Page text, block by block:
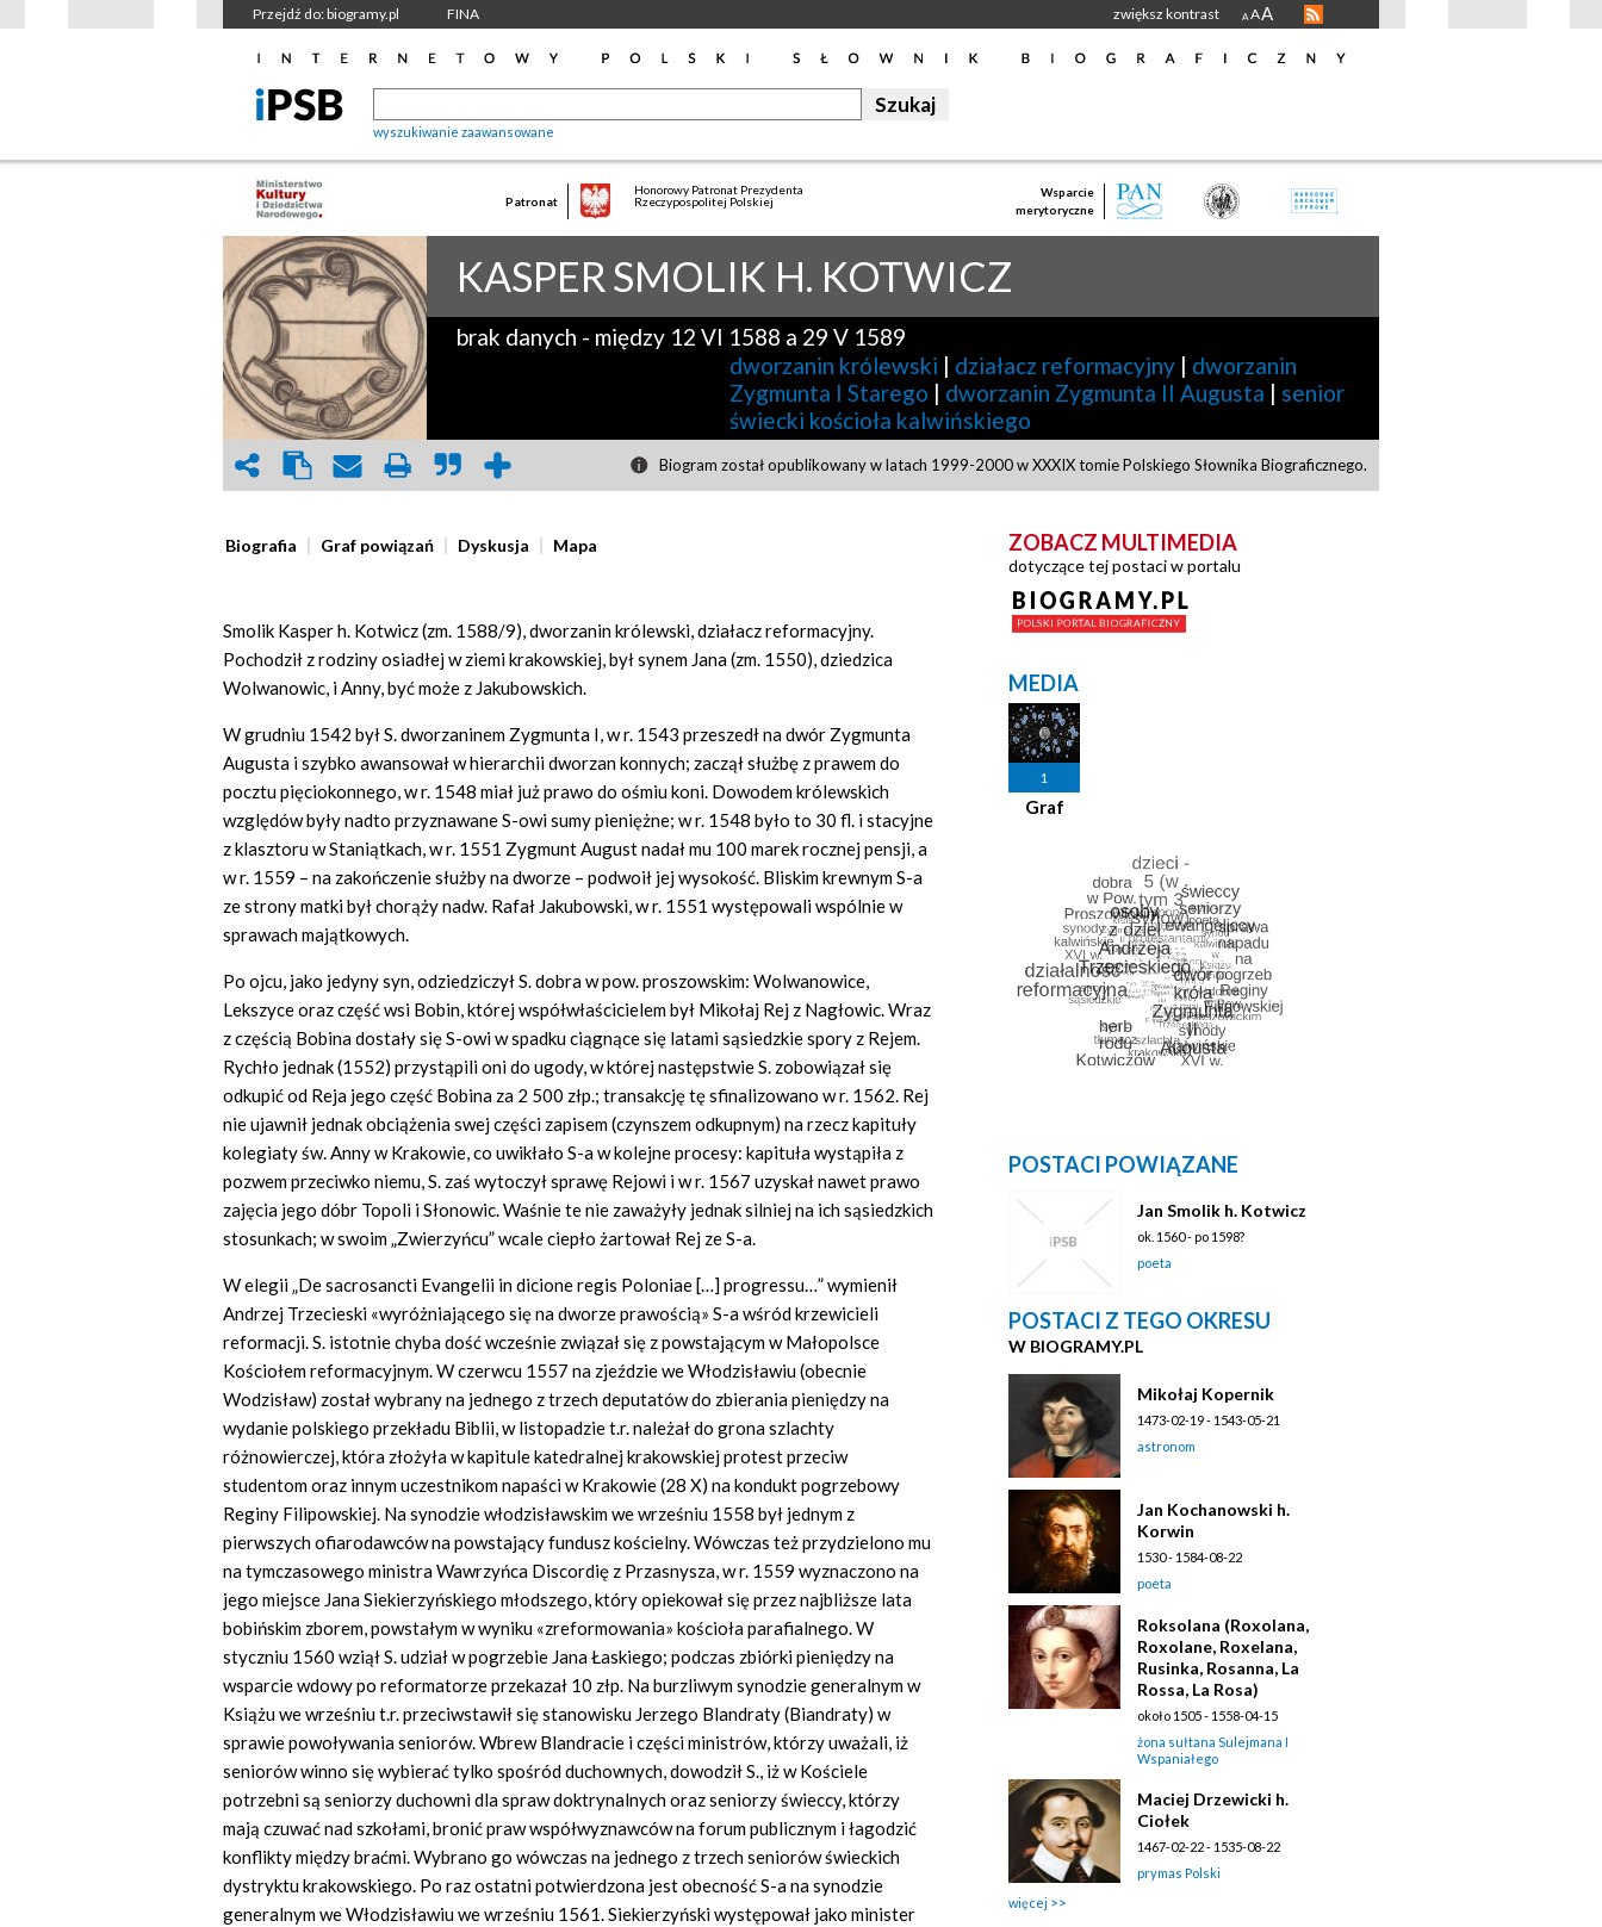
Przejdź do: biogramy.pl FINA zwiększ kontrast A AA
wyszukiwanie zaawansowane
Patronat
Honorowy Patronat Prezydenta
Rzeczypospolitej Polskiej
Wsparcie
merytoryczne
KASPERSMOLIK H. KOTWICZ
brak danych - między 12 VI 1588 a 29 V 1589
dworzanin królewski | działacz reformacyjny | dworzanin
Zygmunta I Starego | dworzanin Zygmunta II Augusta | senior
świecki kościoła kalwińskiego
Biogram został opublikowany w latach 1999-2000 w XXXIX tomie Polskiego Słownika Biograficznego.
Biografia Graf powiązań Dyskusja Mapa
Smolik Kasper h. Kotwicz (zm. 1588/9), dworzanin królewski, działacz reformacyjny.
Pochodził z rodziny osiadłej w ziemi krakowskiej, był synem Jana (zm. 1550), dziedzica
Wolwanowic, i Anny, być może z Jakubowskich.
W grudniu 1542 był S. dworzaninem Zygmunta I, w r. 1543 przeszedł na dwór Zygmunta
Augusta i szybko awansował w hierarchii dworzan konnych; zaczął służbę z prawem do
pocztu pięciokonnego, w r. 1548 miał już prawo do ośmiu koni. Dowodem królewskich
względów były nadto przyznawane S-owi sumy pieniężne; w r. 1548 było to 30 fl. i stacyjne
z klasztoru w Staniątkach, w r. 1551 Zygmunt August nadał mu 100 marek rocznej pensji, a
w r. 1559 – na zakończenie służby na dworze – podwoił jej wysokość. Bliskim krewnym S-a
ze strony matki był chorąży nadw. Rafał Jakubowski, w r. 1551 występowali wspólnie w
sprawach majątkowych.
Po ojcu, jako jedyny syn, odziedziczył S. dobra w pow. proszowskim: Wolwanowice,
Lekszyce oraz część wsi Bobin, której współwłaścicielem był Mikołaj Rej z Nagłowic. Wraz
z częścią Bobina dostały się S-owi w spadku ciągnące się latami sąsiedzkie spory z Rejem.
Rychło jednak (1552) przystąpili oni do ugody, w której następstwie S. zobowiązał się
odkupić od Reja jego część Bobina za 2 500 złp.; transakcję tę sfinalizowano w r. 1562. Rej
nie ujawnił jednak obciążenia swej części zapisem (czynszem odkupnym) na rzecz kapituły
kolegiaty św. Anny w Krakowie, co uwikłało S-a w kolejne procesy: kapituła wystąpiła z
pozwem przeciwko niemu, S. zaś wytoczył sprawę Rejowi i w r. 1567 uzyskał nawet prawo
zajęcia jego dóbr Topoli i Słonowic. Waśnie te nie zaważyły jednak silniej na ich sąsiedzkich
stosunkach; w swoim „Zwierzyńcu” wcale ciepło żartował Rej ze S-a.
W elegii „De sacrosancti Evangelii in dicione regis Poloniae […] progressu…” wymienił
Andrzej Trzecieski «wyróżniającego się na dworze prawością» S-a wśród krzewicieli
reformacji. S. istotnie chyba dość wcześnie związał się z powstającym w Małopolsce
Kościołem reformacyjnym. W czerwcu 1557 na zjeździe we Włodzisławiu (obecnie
Wodzisław) został wybrany na jednego z trzech deputatów do zbierania pieniędzy na
wydanie polskiego przekładu Biblii, w listopadzie t.r. należał do grona szlachty
różnowierczej, która złożyła w kapitule katedralnej krakowskiej protest przeciw
studentom oraz innym uczestnikom napaści w Krakowie (28 X) na kondukt pogrzebowy
Reginy Filipowskiej. Na synodzie włodzisławskim we wrześniu 1558 był jednym z
pierwszych ofiarodawców na powstający fundusz kościelny. Wówczas też przydzielono mu
na tymczasowego ministra Wawrzyńca Discordię z Przasnysza, w r. 1559 wyznaczono na
jego miejsce Jana Siekierzyńskiego młodszego, który opiekował się przez najbliższe lata
bobińskim zborem, powstałym w wyniku «zreformowania» kościoła parafialnego. W
styczniu 1560 wziął S. udział w pogrzebie Jana Łaskiego; podczas zbiórki pieniędzy na
wsparcie wdowy po reformatorze przekazał 10 złp. Na burzliwym synodzie generalnym w
Książu we wrześniu t.r. przeciwstawił się stanowisku Jerzego Blandraty (Biandraty) w
sprawie powoływania seniorów. Wbrew Blandracie i części ministrów, którzy uważali, iż
seniorów winno się wybierać tylko spośród duchownych, dowodził S., iż w Kościele
potrzebni są seniorzy duchowni dla spraw doktrynalnych oraz seniorzy świeccy, którzy
mają czuwać nad szkołami, bronić praw współwyznawców na forum publicznym i łagodzić
konflikty między braćmi. Wybrano go wówczas na jednego z trzech seniorów świeckich
dystryktu krakowskiego. Po raz ostatni potwierdzona jest obecność S-a na synodzie
generalnym we Włodzisławiu we wrześniu 1561. Siekierzyński występował jako minister
ZOBACZ MULTIMEDIA
dotyczące tej postaci w portalu
MEDIA
1
Graf
POSTACI POWIĄZANE
Jan Smolik h. Kotwicz
ok. 1560 - po 1598?
poeta
POSTACI Z TEGO OKRESU
W BIOGRAMY.PL
Mikołaj Kopernik
1473-02-19 - 1543-05-21
astronom
Jan Kochanowski h.
Korwin
1530 - 1584-08-22
poeta
Roksolana (Roxolana,
Roxolane, Roxelana,
Rusinka, Rosanna, La
Rossa, La Rosa)
około 1505 - 1558-04-15
żona sułtana Sulejmana I
Wspaniałego
Maciej Drzewicki h.
Ciołek
1467-02-22 - 1535-08-22
prymas Polski
więcej